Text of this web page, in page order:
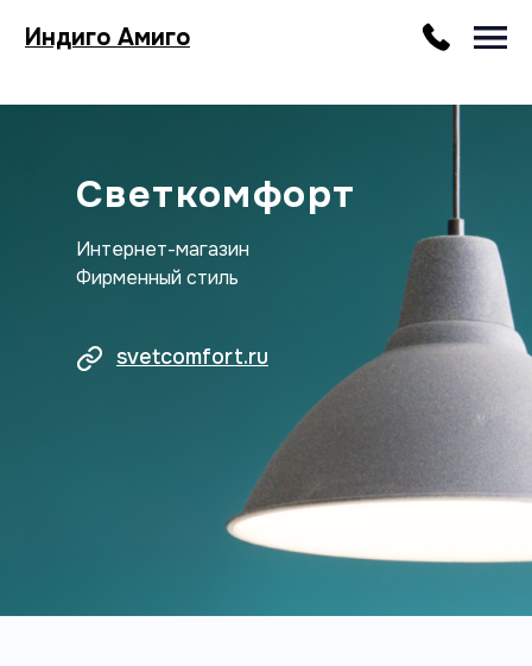
Индиго Амиго
Светкомфорт
Интернет-магазин
Фирменный стиль
svetcomfort.ru